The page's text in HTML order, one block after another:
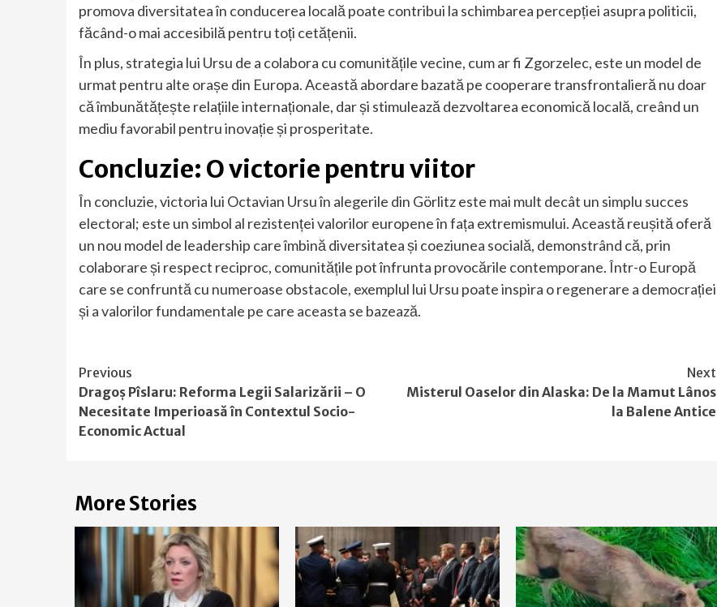
promova diversitatea în conducerea locală poate contribui la schimbarea percepției asupra politicii,
făcând-o mai accesibilă pentru toți cetățenii.
În plus, strategia lui Ursu de a colabora cu comunitățile vecine, cum ar fi Zgorzelec, este un model de
urmat pentru alte orașe din Europa. Această abordare bazată pe cooperare transfrontalieră nu doar
că îmbunătățește relațiile internaționale, dar și stimulează dezvoltarea economică locală, creând un
mediu favorabil pentru inovație și prosperitate.
Concluzie: O victorie pentru viitor
În concluzie, victoria lui Octavian Ursu în alegerile din Görlitz este mai mult decât un simplu succes
electoral; este un simbol al rezistenței valorilor europene în fața extremismului. Această reușită oferă
un nou model de leadership care îmbină diversitatea și coeziunea socială, demonstrând că, prin
colaborare și respect reciproc, comunitățile pot înfrunta provocările contemporane. Într-o Europă
care se confruntă cu numeroase obstacole, exemplul lui Ursu poate inspira o regenerare a democrației
și a valorilor fundamentale pe care aceasta se bazează.
Continue
Reading
Previous
Dragoș Pîslaru: Reforma Legii Salarizării – O
Necesitate Imperioasă în Contextul Socio-
Economic Actual
Next
Misterul Oaselor din Alaska: De la Mamut Lânos
la Balene Antice
More Stories